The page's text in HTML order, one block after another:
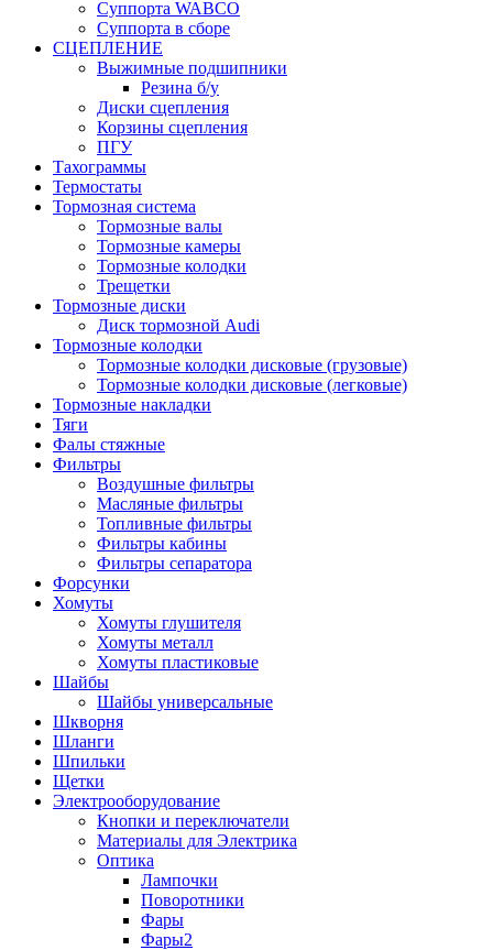
Суппорта WABCO
Суппорта в сборе
СЦЕПЛЕНИЕ
Выжимные подшипники
Резина б/у
Диски сцепления
Корзины сцепления
ПГУ
Тахограммы
Термостаты
Тормозная система
Тормозные валы
Тормозные камеры
Тормозные колодки
Трещетки
Тормозные диски
Диск тормозной Audi
Тормозные колодки
Тормозные колодки дисковые (грузовые)
Тормозные колодки дисковые (легковые)
Тормозные накладки
Тяги
Фалы стяжные
Фильтры
Воздушные фильтры
Масляные фильтры
Топливные фильтры
Фильтры кабины
Фильтры сепаратора
Форсунки
Хомуты
Хомуты глушителя
Хомуты металл
Хомуты пластиковые
Шайбы
Шайбы универсальные
Шкворня
Шланги
Шпильки
Щетки
Электрооборудование
Кнопки и переключатели
Материалы для Электрика
Оптика
Лампочки
Поворотники
Фары
Фары2